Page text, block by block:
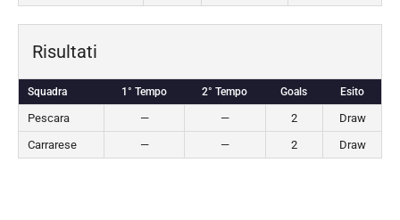
Risultati
Squadra 1° Tempo 2° Tempo Goals Esito
Pescara — — 2
Draw
Carrarese
— — 2 Draw